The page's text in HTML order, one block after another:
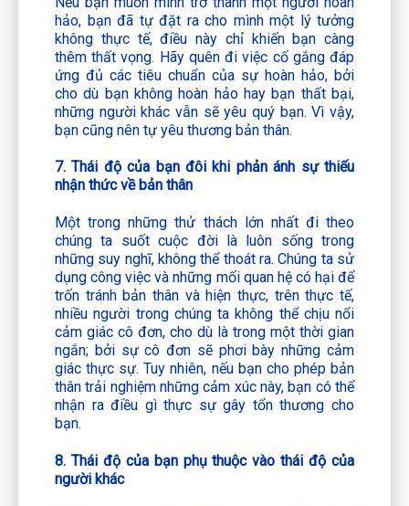
hảo, bạn đã tự đặt ra cho mình một lý tưởng
không thực tế, điều này chỉ khiến bạn càng
thêm thất vọng. Hãy quên đi việc cố gắng đáp
ứng đủ các tiêu chuẩn của sự hoàn hảo, bởi
cho dù bạn không hoàn hảo hay bạn thất bại,
những người khác vẫn sẽ yêu quý bạn. Vì vậy,
bạn cũng nên tự yêu thương bản thân.
7. Thái độ của bạn đôi khi phản ánh sự thiếu
nhận thức về bản thân
Một trong những thử thách lớn nhất đi theo
chúng ta suốt cuộc đời là luôn sống trong
những suy nghĩ, không thể thoát ra. Chúng ta sử
dụng công việc và những mối quan hệ có hại để
trốn tránh bản thân và hiện thực, trên thực tế,
nhiều người trong chúng ta không thể chịu nổi
cảm giác cô đơn, cho dù là trong một thời gian
ngắn; bởi sự cô đơn sẽ phơi bày những cảm
giác thực sự. Tuy nhiên, nếu bạn cho phép bản
thân trải nghiệm những cảm xúc này, bạn có thể
nhận ra điều gì thực sự gây tổn thương cho
bạn.
8. Thái độ của bạn phụ thuộc vào thái độ của
người khác